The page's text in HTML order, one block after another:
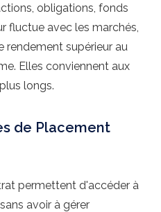
obligations, fonds
fluctue avec les marchés,
rendement supérieur au
Elles conviennent aux
longs.
de Placement
permettent d'accéder à
avoir à gérer